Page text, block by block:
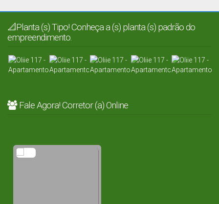
📐Planta (s) Tipo! Conheça a (s) planta (s) padrão do
empreendimento.
Fale Agora! Corretor (a) Online